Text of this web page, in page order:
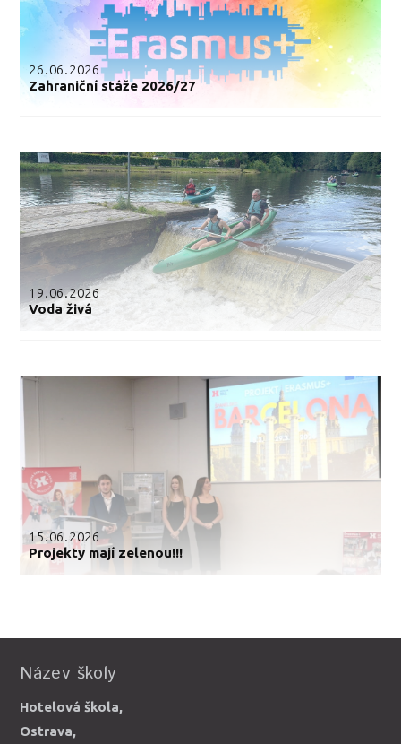
26.06.2026
Zahraniční stáže 2026/27
19.06.2026
Voda živá
15.06.2026
Projekty mají zelenou!!!
Název školy
Hotelová škola,
Ostrava,